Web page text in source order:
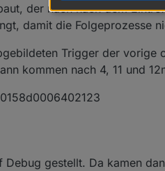
der nach nach dem
damit die Folgeprozesse
Trigger der
kommen nach 4, 11 und
Debug gestellt. Da kamen